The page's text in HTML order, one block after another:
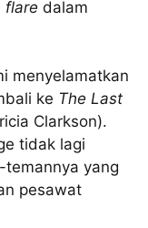
flare dalam
menyelamatkan
ke The Last
Clarkson).
tidak lagi
yang
pesawat